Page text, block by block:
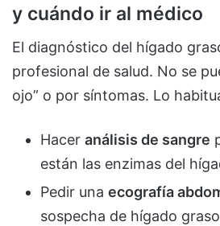
y cuándo ir al médico
El diagnóstico del hígado
profesional de salud. No se
ojo” o por síntomas. Lo
Hacer análisis de sangre
están las enzimas del
Pedir una ecografía
sospecha de hígado